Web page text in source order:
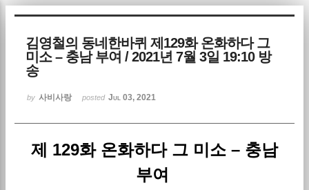
김영철의 동네한바퀴 제129화 온화하다 그
미소 – 충남 부여 / 2021년 7월 3일 19:10 방
송
by 사비사랑 posted Jul 03, 2021
제 129화 온화하다 그 미소 – 충남
부여
Sketchbook5, 스케치북5
Sketchbook5, 스케치북5